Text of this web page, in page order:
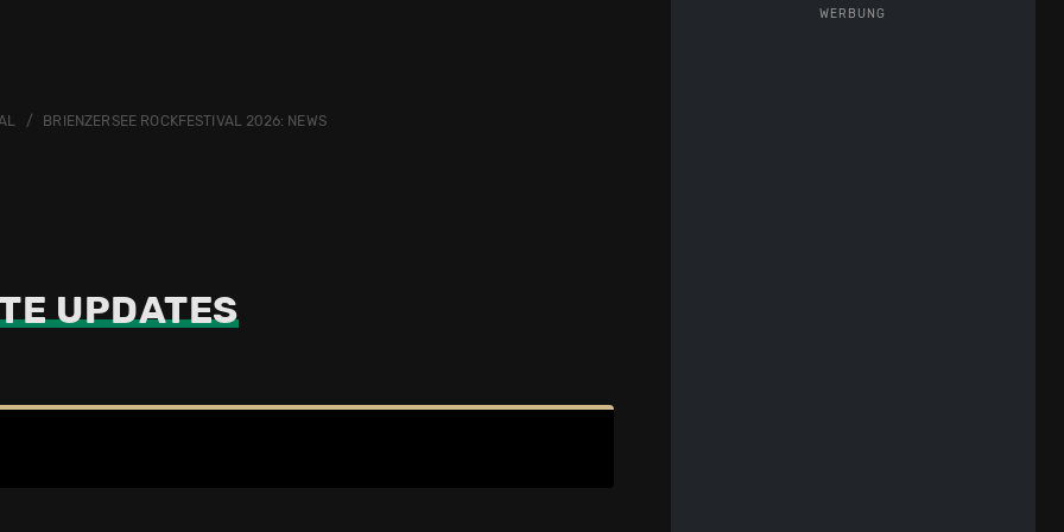
WERBUNG
BRIENZERSEE ROCKFESTIVAL 2026: NEWS
UPDATES